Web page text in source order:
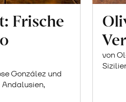
Frische
González und
von